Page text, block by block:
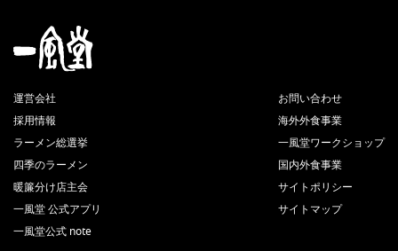
運営会社
採用情報
ラーメン総選挙
四季のラーメン
暖簾分け店主会
一風堂 公式アプリ
一風堂公式 note
お問い合わせ
海外外食事業
一風堂ワークショップ
国内外食事業
サイトポリシー
サイトマップ